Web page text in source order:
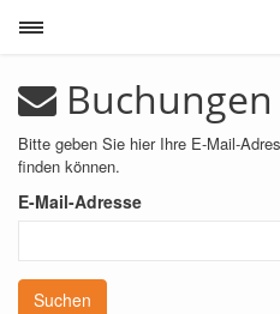
Toggle sidebar
Bitte geben Sie hier Ihre E-Mail-
finden können.
E-Mail-Adresse
Suchen